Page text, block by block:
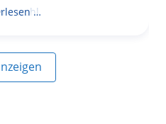
wohl…